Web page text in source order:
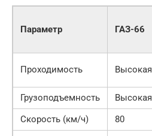
Параметр ГАЗ-66
Проходимость Высокая
Грузоподъемность
Высокая
Скорость (км/ч)
80